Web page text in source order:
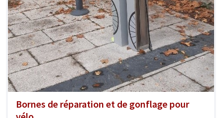
Bornes de réparation et de gonflage pour